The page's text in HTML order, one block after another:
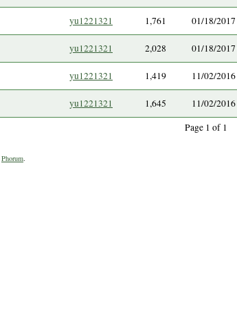
yu1221321 1,761 01/18/
yu1221321 2,028 01/18/
yu1221321 1,419 11/02/
yu1221321 1,645
11/02/
Page 1 of 1
Phorum.